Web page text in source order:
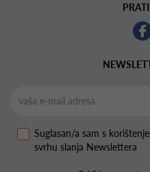
Suglasan/a sam s
svrhu slanja Newslettera